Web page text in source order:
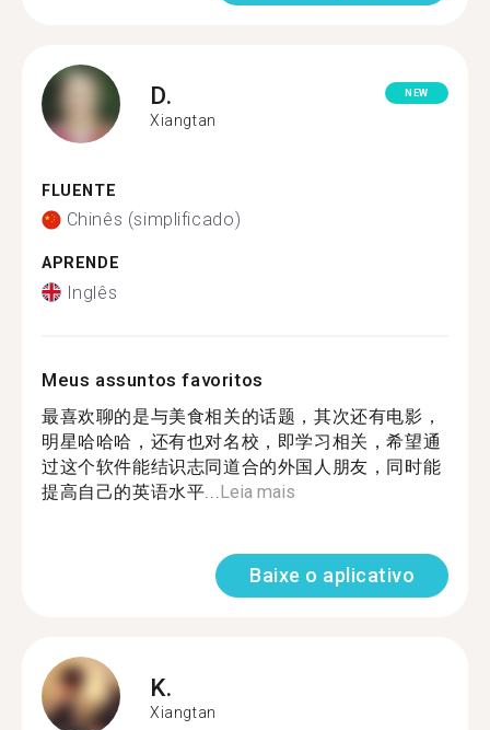
D.
Xiangtan
NEW
FLUENTE
Chinês (simplificado)
APRENDE
Inglês
Meus assuntos favoritos
最喜欢聊的是与美食相关的话题，其次还有电影，
明星哈哈哈，还有也对名校，即学习相关，希望通
过这个软件能结识志同道合的外国人朋友，同时能
提高自己的英语水平... Leia mais
Baixe o aplicativo
K.
Xiangtan